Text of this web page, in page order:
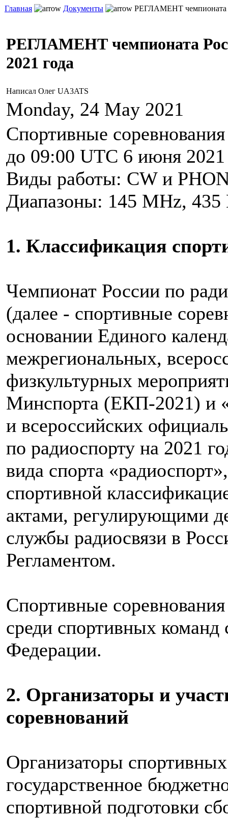
Главная Документы РЕГЛАМЕНТ чемпионата
РЕГЛАМЕНТ чемпионата
2021 года
Написал Олег UA3ATS
Monday, 24 May 2021
Спортивные
до 09:00 UTC 6 июня
Виды работы: CW и
Диапазоны: 145 МHz,
1. Классификация
Чемпионат России по
(далее - спортивные
основании Единого
межрегиональных,
физкультурных
Минспорта (ЕКП-2021) и
и всероссийских
по радиоспорту на 2021
вида спорта
спортивной
актами, регулирующими
службы радиосвязи в
Регламентом.
Спортивные
среди спортивных команд
Федерации.
2. Организаторы и
соревнований
Организаторы
государственное
спортивной подготовки